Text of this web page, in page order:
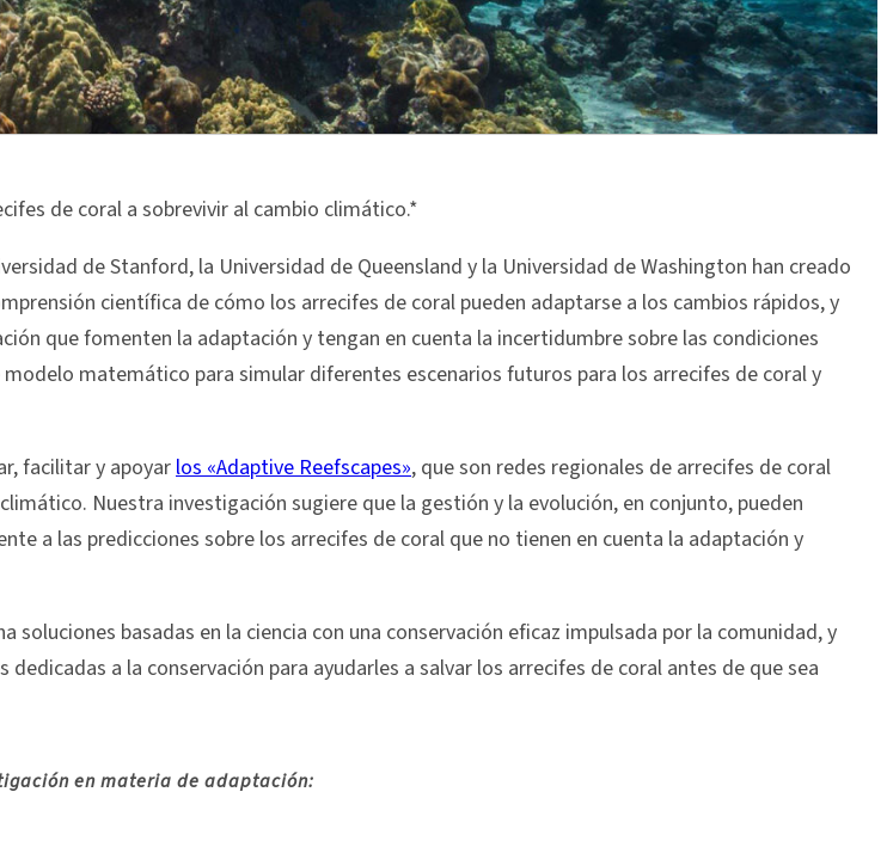
de coral a sobrevivir al cambio climático.*
de Stanford, la Universidad de Queensland y la Universidad de Washington han creado
científica de cómo los arrecifes de coral pueden adaptarse a los cambios rápidos, y
que fomenten la adaptación y tengan en cuenta la incertidumbre sobre las condiciones
matemático para simular diferentes escenarios futuros para los arrecifes de coral y
facilitar y apoyarlos «Adaptive Reefscapes», que son redes regionales de arrecifes de coral
Nuestra investigación sugiere que la gestión y la evolución, en conjunto, pueden
a las predicciones sobre los arrecifes de coral que no tienen en cuenta la adaptación y
soluciones basadas en la ciencia con una conservación eficaz impulsada por la comunidad, y
a la conservación para ayudarles a salvar los arrecifes de coral antes de que sea
en materia de adaptación: